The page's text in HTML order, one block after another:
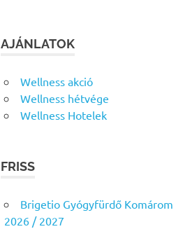
AJÁNLATOK
Wellness akció
Wellness hétvége
Wellness Hotelek
FRISS
Brigetio Gyógyfürdő
2026 / 2027